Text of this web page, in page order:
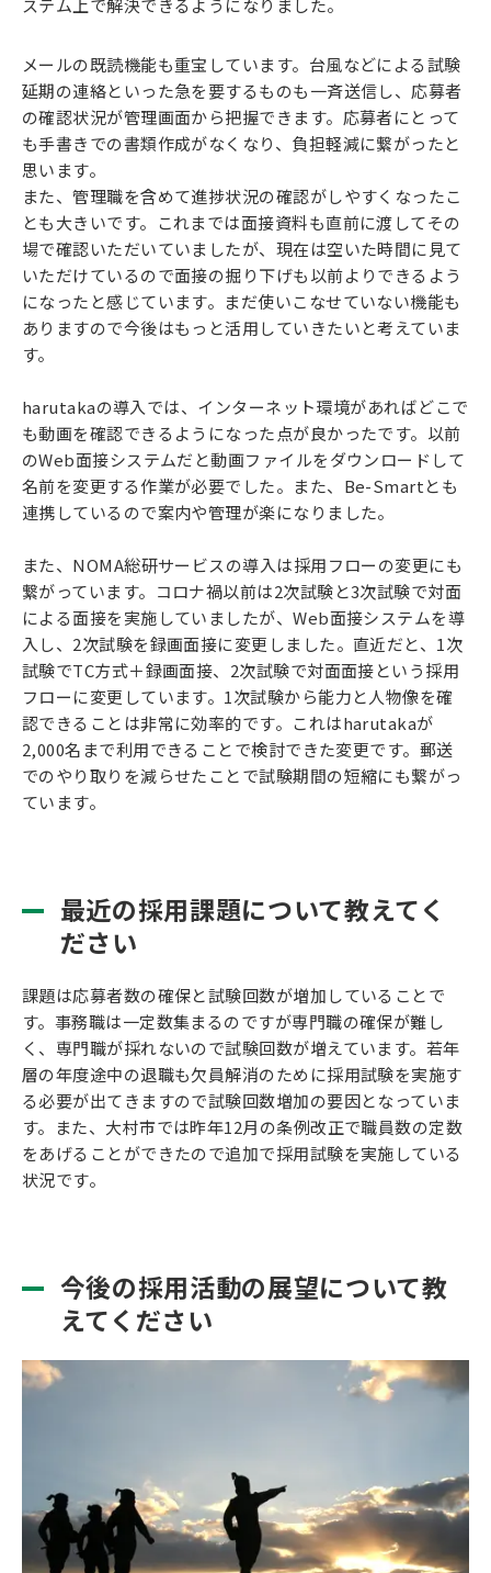
ステム上で解決できるようになりました。
メールの既読機能も重宝しています。台風などによる試験
延期の連絡といった急を要するものも一斉送信し、応募者
の確認状況が管理画面から把握できます。応募者にとって
も手書きでの書類作成がなくなり、負担軽減に繋がったと
思います。
また、管理職を含めて進捗状況の確認がしやすくなったこ
とも大きいです。これまでは面接資料も直前に渡してその
場で確認いただいていましたが、現在は空いた時間に見て
いただけているので面接の掘り下げも以前よりできるよう
になったと感じています。まだ使いこなせていない機能も
ありますので今後はもっと活用していきたいと考えていま
す。
harutakaの導入では、インターネット環境があればどこで
も動画を確認できるようになった点が良かったです。以前
のWeb面接システムだと動画ファイルをダウンロードして
名前を変更する作業が必要でした。また、Be-Smartとも
連携しているので案内や管理が楽になりました。
また、NOMA総研サービスの導入は採用フローの変更にも
繋がっています。コロナ禍以前は2次試験と3次試験で対面
による面接を実施していましたが、Web面接システムを導
入し、2次試験を録画面接に変更しました。直近だと、1次
試験でTC方式＋録画面接、2次試験で対面面接という採用
フローに変更しています。1次試験から能力と人物像を確
認できることは非常に効率的です。これはharutakaが
2,000名まで利用できることで検討できた変更です。郵送
でのやり取りを減らせたことで試験期間の短縮にも繋がっ
ています。
最近の採用課題について教えてく
ださい
課題は応募者数の確保と試験回数が増加していることで
す。事務職は一定数集まるのですが専門職の確保が難し
く、専門職が採れないので試験回数が増えています。若年
層の年度途中の退職も欠員解消のために採用試験を実施す
る必要が出てきますので試験回数増加の要因となっていま
す。また、大村市では昨年12月の条例改正で職員数の定数
をあげることができたので追加で採用試験を実施している
状況です。
今後の採用活動の展望について教
えてください